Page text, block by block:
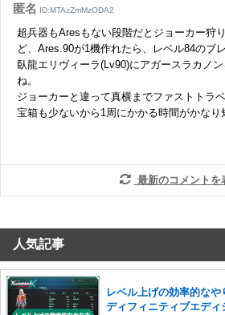
匿名 ID:MTAzZmMzODA2
超兵器もAresもない段階だとジョーカー狩
ど、Ares.90が1機作れたら、レベル84のブ
臥龍エリヴィーラ(Lv90)にアガースラカノ
ね。
ジョーカーと違って真横までファストトラ
宝箱も少ないから1周にかかる時間がかなり
最新のコメントを
人気記事
レベル上げの効率的な
ディフィニティブエディ